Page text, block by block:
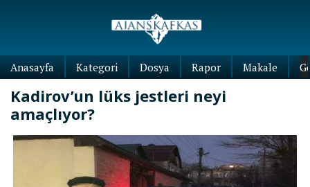
Anasayfa Kategori Dosya Rapor Makale
Kadirov’un lüks jestleri neyi
amaçlıyor?